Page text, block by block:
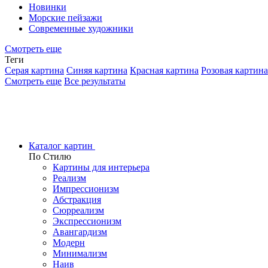
Новинки
Морские пейзажи
Современные художники
Смотреть еще
Теги
Серая картина Синяя картина Красная картина Розовая картина
Смотреть еще Все результаты
Каталог картин
По Стилю
Картины для интерьера
Реализм
Импрессионизм
Абстракция
Сюрреализм
Экспрессионизм
Авангардизм
Модерн
Минимализм
Наив